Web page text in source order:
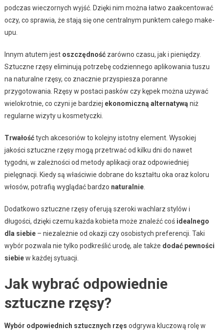
podczas wieczornych wyjść. Dzięki nim można łatwo zaakcentować
oczy, co sprawia, że stają się one centralnym punktem całego make-
upu.
Innym atutem jest oszczędnośćzarówno czasu, jak i pieniędzy.
Sztuczne rzęsy eliminują potrzebę codziennego aplikowania tuszu
na naturalne rzęsy, co znacznie przyspiesza poranne
przygotowania. Rzęsy w postaci pasków czy kępek można używać
wielokrotnie, co czyni je bardziej ekonomiczną alternatywą niż
regularne wizyty u kosmetyczki.
Trwałośćtych akcesoriów to kolejny istotny element. Wysokiej
jakości sztuczne rzęsy mogą przetrwać od kilku dni do nawet
tygodni, w zależności od metody aplikacji oraz odpowiedniej
pielęgnacji. Kiedy są właściwie dobrane do kształtu oka oraz koloru
włosów, potrafią wyglądać bardzo naturalnie.
Dodatkowo sztuczne rzęsy oferują szeroki wachlarz stylów i
długości, dzięki czemu każda kobieta może znaleźć coś idealnego
dla siebie– niezależnie od okazji czy osobistych preferencji. Taki
wybór pozwala nie tylko podkreślić urodę, ale także dodać pewności
siebiew każdej sytuacji.
Jak wybrać odpowiednie
sztuczne rzęsy?
Wybór odpowiednich sztucznych rzęs odgrywa kluczową rolę w